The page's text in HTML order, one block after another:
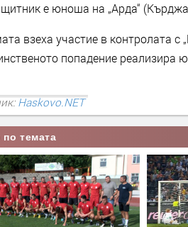
е юноша на „Арда“
взеха участие в контролата
попадение
Haskovo.NET
по темата